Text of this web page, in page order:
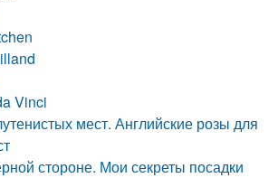
Vinci
мест. Английские розы для
стороне. Мои секреты посадки